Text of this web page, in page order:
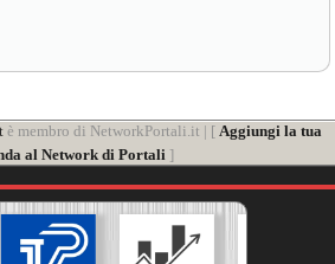
è membro di NetworkPortali.it | [ Aggiungi la tua
al Network di Portali ]